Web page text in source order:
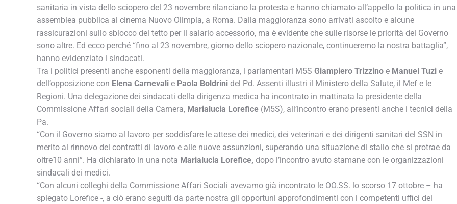
sanitaria in vista dello sciopero del 23 novembre rilanciano la protesta e hanno chiamato all’appello la politica in una
assemblea pubblica al cinema Nuovo Olimpia, a Roma. Dalla maggioranza sono arrivati ascolto e alcune
rassicurazioni sullo sblocco del tetto per il salario accessorio, ma è evidente che sulle risorse le priorità del Governo
sono altre. Ed ecco perché “fino al 23 novembre, giorno dello sciopero nazionale, continueremo la nostra battaglia”,
hanno evidenziato i sindacati.
Tra i politici presenti anche esponenti della maggioranza, i parlamentari M5S Giampiero Trizzino e Manuel Tuzi e
dell’opposizione con Elena Carnevali e Paola Boldrini del Pd. Assenti illustri il Ministero della Salute, il Mef e le
Regioni. Una delegazione dei sindacati della dirigenza medica ha incontrato in mattinata la presidente della
Commissione Affari sociali della Camera, Marialucia Lorefice (M5S), all’incontro erano presenti anche i tecnici della
Pa.
“Con il Governo siamo al lavoro per soddisfare le attese dei medici, dei veterinari e dei dirigenti sanitari del SSN in
merito al rinnovo dei contratti di lavoro e alle nuove assunzioni, superando una situazione di stallo che si protrae da
oltre10 anni”. Ha dichiarato in una nota Marialucia Lorefice, dopo l’incontro avuto stamane con le organizzazioni
sindacali dei medici.
“Con alcuni colleghi della Commissione Affari Sociali avevamo già incontrato le OO.SS. lo scorso 17 ottobre – ha
spiegato Lorefice -, a ciò erano seguiti da parte nostra gli opportuni approfondimenti con i competenti uffici del